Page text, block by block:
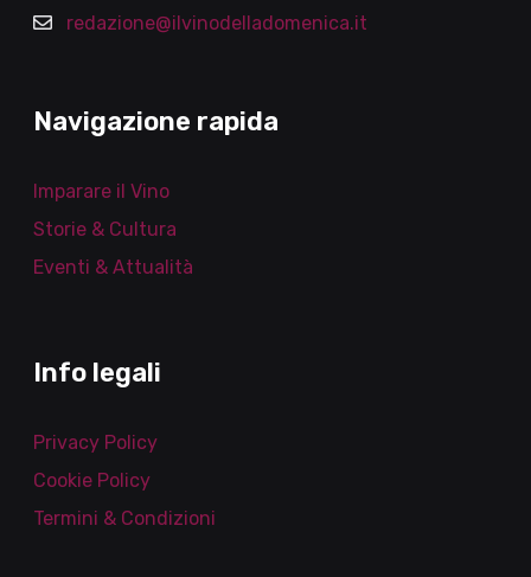
redazione@ilvinodelladomenica.it
Navigazione rapida
Imparare il Vino
Storie & Cultura
Eventi & Attualità
Info legali
Privacy Policy
Cookie Policy
Termini & Condizioni